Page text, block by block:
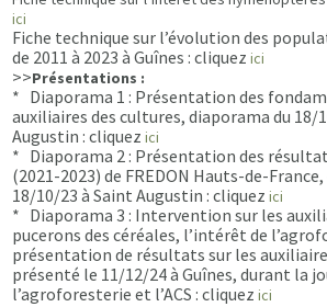
ici
Fiche technique sur l’évolution des
de 2011 à 2023 à Guînes : cliquezici
>>Présentations :
* Diaporama 1 : Présentation des
auxiliaires des cultures, diaporama du 18/
Augustin : cliquezici
* Diaporama 2 : Présentation des
(2021-2023) de FREDON Hauts-de-
18/10/23 à Saint Augustin : cliquezici
* Diaporama 3 : Intervention sur les
pucerons des céréales, l’intérêt de
présentation de résultats sur les
présenté le 11/12/24 à Guînes, durant la
l’agroforesterie et l’ACS : cliquezici